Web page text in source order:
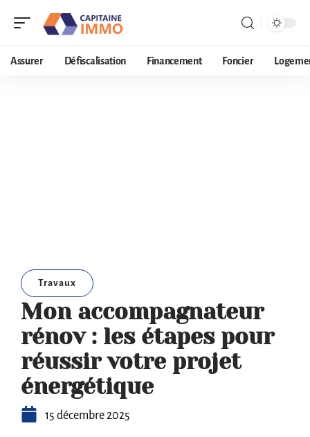
Assurer Défiscalisation Financement Foncier
Travaux
Mon accompagnateur
rénov : les étapes pour
réussir votre projet
énergétique
15 décembre 2025